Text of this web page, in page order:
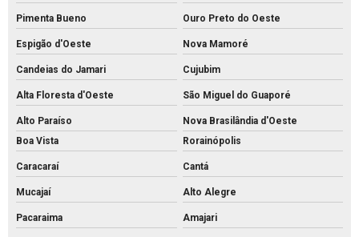
Pimenta Bueno Ouro Preto do Oeste
Espigão d'Oeste Nova Mamoré
Candeias do Jamari Cujubim
Alta Floresta d'Oeste São Miguel do Guaporé
Alto Paraíso
Nova Brasilândia d'Oeste
Boa Vista
Rorainópolis
Caracaraí Cantá
Mucajaí Alto Alegre
Pacaraima Amajari